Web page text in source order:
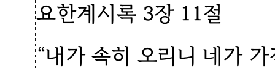
요한계시록 3장 11절
“내가 속히 오리니 네가